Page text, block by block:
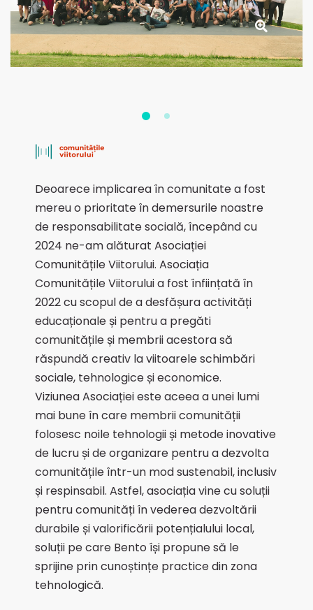
Deoarece implicarea în comunitate a fost
mereu o prioritate în demersurile noastre
de responsabilitate socială, începând cu
2024 ne-am alăturat Asociației
Comunitățile Viitorului. Asociația
Comunitățile Viitorului a fost înființată în
2022 cu scopul de a desfășura activități
educaționale și pentru a pregăti
comunitățile și membrii acestora să
răspundă creativ la viitoarele schimbări
sociale, tehnologice și economice.
Viziunea Asociației este aceea a unei lumi
mai bune în care membrii comunității
folosesc noile tehnologii și metode inovative
de lucru și de organizare pentru a dezvolta
comunitățile într-un mod sustenabil, inclusiv
și respinsabil. Astfel, asociația vine cu soluții
pentru comunități în vederea dezvoltării
durabile și valorificării potențialului local,
soluții pe care Bento își propune să le
sprijine prin cunoștințe practice din zona
tehnologică.